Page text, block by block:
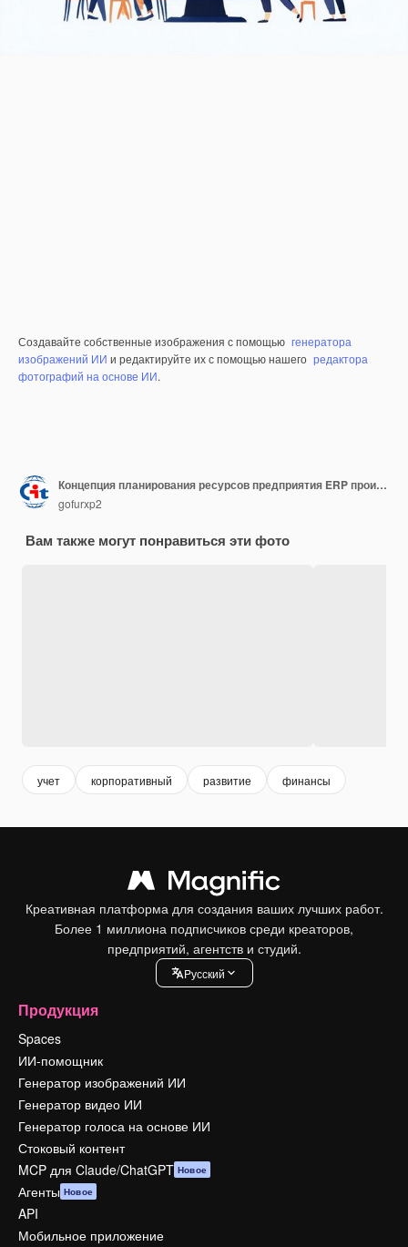
Создавайте собственные изображения с помощью генератора
изображений ИИ и редактируйте их с помощью нашего редактора
фотографий на основе ИИ.
Концепция планирования ресурсов предприятия ERP производительность и улучшение компании Иллюстрационный веб-сайт
gofurxp2
Вам также могут понравиться эти фото
учет корпоративный развитие финансы
Креативная платформа для создания ваших лучших работ.
Более 1 миллиона подписчиков среди креаторов,
предприятий, агентств и студий.
Pусский
Продукция
Spaces
ИИ-помощник
Генератор изображений ИИ
Генератор видео ИИ
Генератор голоса на основе ИИ
Стоковый контент
MCP для Claude/ChatGPT Новое
Агенты Новое
API
Мобильное приложение